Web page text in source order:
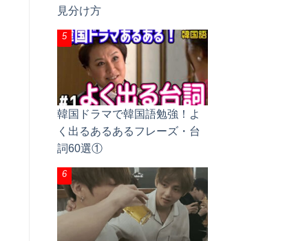
見分け方
韓国ドラマで韓国語勉強！よ
く出るあるあるフレーズ・台
詞60選①